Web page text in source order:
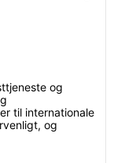
og
til internationale
og